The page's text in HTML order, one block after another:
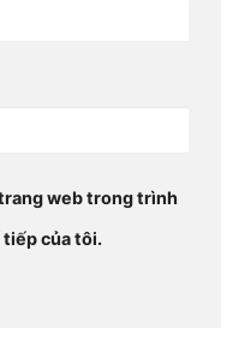
web trong trình
tiếp của tôi.